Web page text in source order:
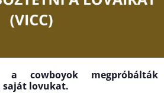
cowboyok megpróbálták
saját lovukat.